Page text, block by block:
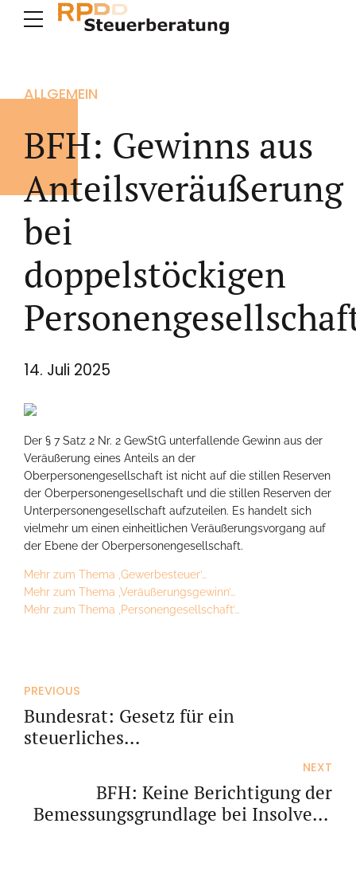
ALLGEMEIN
BFH: Gewinns aus
Anteilsveräußerung
bei
doppelstöckigen
14. Juli 2025
Der § 7 Satz 2 Nr. 2 GewStG unterfallende Gewinn aus der
Veräußerung eines Anteils an der
Oberpersonengesellschaft ist nicht auf die stillen Reserven
der Oberpersonengesellschaft und die stillen Reserven der
Unterpersonengesellschaft aufzuteilen. Es handelt sich
vielmehr um einen einheitlichen Veräußerungsvorgang auf
der Ebene der Oberpersonengesellschaft.
Mehr zum Thema ‚Gewerbesteuer’…
Mehr zum Thema ‚Veräußerungsgewinn’…
Mehr zum Thema ‚Personengesellschaft’…
PREVIOUS
Bundesrat: Gesetz für ein
steuerliches
NEXT
BFH: Keine Berichtigung der
Bemessungsgrundlage bei Insolvenz